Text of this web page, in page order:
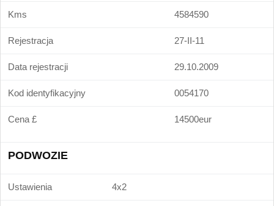
Kms 4584590
Rejestracja 27-II-11
Data rejestracji 29.10.2009
Kod identyfikacyjny 0054170
Cena £ 14500eur
PODWOZIE
Ustawienia 4x2